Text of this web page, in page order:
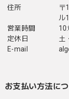
住所
〒
ル
営業時間
定休日
土
E-mail
お支払い方法に